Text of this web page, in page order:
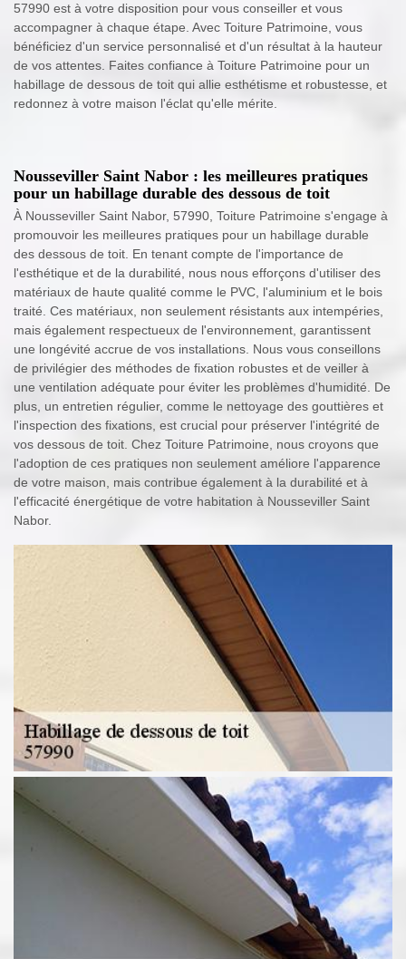
57990 est à votre disposition pour vous conseiller et vous
accompagner à chaque étape. Avec Toiture Patrimoine, vous
bénéficiez d'un service personnalisé et d'un résultat à la hauteur
de vos attentes. Faites confiance à Toiture Patrimoine pour un
habillage de dessous de toit qui allie esthétisme et robustesse, et
redonnez à votre maison l'éclat qu'elle mérite.
Nousseviller Saint Nabor : les meilleures pratiques
pour un habillage durable des dessous de toit
À Nousseviller Saint Nabor, 57990, Toiture Patrimoine s'engage à
promouvoir les meilleures pratiques pour un habillage durable
des dessous de toit. En tenant compte de l'importance de
l'esthétique et de la durabilité, nous nous efforçons d'utiliser des
matériaux de haute qualité comme le PVC, l'aluminium et le bois
traité. Ces matériaux, non seulement résistants aux intempéries,
mais également respectueux de l'environnement, garantissent
une longévité accrue de vos installations. Nous vous conseillons
de privilégier des méthodes de fixation robustes et de veiller à
une ventilation adéquate pour éviter les problèmes d'humidité. De
plus, un entretien régulier, comme le nettoyage des gouttières et
l'inspection des fixations, est crucial pour préserver l'intégrité de
vos dessous de toit. Chez Toiture Patrimoine, nous croyons que
l'adoption de ces pratiques non seulement améliore l'apparence
de votre maison, mais contribue également à la durabilité et à
l'efficacité énergétique de votre habitation à Nousseviller Saint
Nabor.